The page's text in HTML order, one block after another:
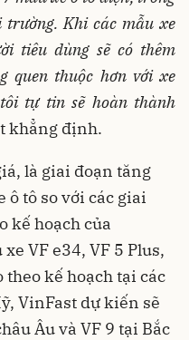
trường. Khi các mẫu xe
tiêu dùng sẽ có thêm
quen thuộc hơn với xe
tự tin sẽ hoàn thành
khẳng định.
là giai đoạn tăng
tô so với các giai
kế hoạch của
VF e34, VF 5 Plus,
theo kế hoạch tại các
VinFast dự kiến sẽ
Âu và VF 9 tại Bắc